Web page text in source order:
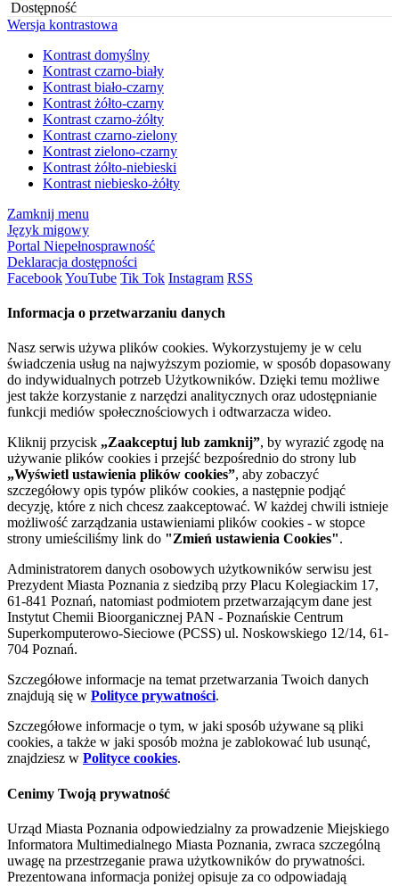
Dostępność
Wersja kontrastowa
Kontrast domyślny
Kontrast czarno-biały
Kontrast biało-czarny
Kontrast żółto-czarny
Kontrast czarno-żółty
Kontrast czarno-zielony
Kontrast zielono-czarny
Kontrast żółto-niebieski
Kontrast niebiesko-żółty
Zamknij menu
Język migowy
Portal Niepełnosprawność
Deklaracja dostępności
FacebookYouTube Tik Tok Instagram RSS
Informacja o przetwarzaniu danych
Nasz serwis używa plików cookies. Wykorzystujemy je w celu
świadczenia usług na najwyższym poziomie, w sposób dopasowany
do indywidualnych potrzeb Użytkowników. Dzięki temu możliwe
jest także korzystanie z narzędzi analitycznych oraz udostępnianie
funkcji mediów społecznościowych i odtwarzacza wideo.
Kliknij przycisk „Zaakceptuj lub zamknij”, by wyrazić zgodę na
używanie plików cookies i przejść bezpośrednio do strony lub
„Wyświetl ustawienia plików cookies”, aby zobaczyć
szczegółowy opis typów plików cookies, a następnie podjąć
decyzję, które z nich chcesz zaakceptować. W każdej chwili istnieje
możliwość zarządzania ustawieniami plików cookies - w stopce
strony umieściliśmy link do "Zmień ustawienia Cookies".
Administratorem danych osobowych użytkowników serwisu jest
Prezydent Miasta Poznania z siedzibą przy Placu Kolegiackim 17,
61-841 Poznań, natomiast podmiotem przetwarzającym dane jest
Instytut Chemii Bioorganicznej PAN - Poznańskie Centrum
Superkomputerowo-Sieciowe (PCSS) ul. Noskowskiego 12/14, 61-
704 Poznań.
Szczegółowe informacje na temat przetwarzania Twoich danych
znajdują się w Polityce prywatności.
Szczegółowe informacje o tym, w jaki sposób używane są pliki
cookies, a także w jaki sposób można je zablokować lub usunąć,
znajdziesz w Polityce cookies.
Cenimy Twoją prywatność
Urząd Miasta Poznania odpowiedzialny za prowadzenie Miejskiego
Informatora Multimedialnego Miasta Poznania, zwraca szczególną
uwagę na przestrzeganie prawa użytkowników do prywatności.
Prezentowana informacja poniżej opisuje za co odpowiadają